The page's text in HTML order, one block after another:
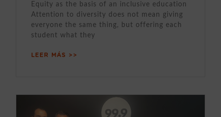
Equity as the basis of an inclusive education
Attention to diversity does not mean giving
everyone the same thing, but offering each
student what they
LEER MÁS >>